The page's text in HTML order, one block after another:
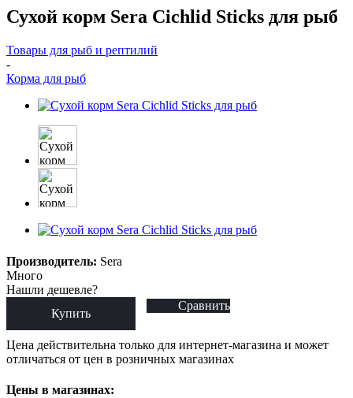
Сухой корм Sera Cichlid Sticks для рыб
Товары для рыб и рептилий
-
Корма для рыб
Производитель: Sera
Много
Нашли дешевле?
Купить
Сравнить
Цена действительна только для интернет-магазина и может
отличаться от цен в розничных магазинах
Цены в магазинах: